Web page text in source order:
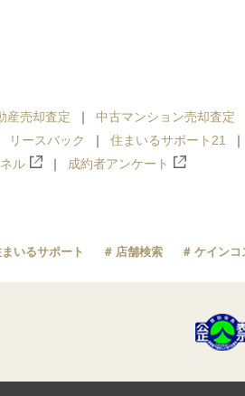
産売却査定
中古マンション売却査定
リースバック
住まいるサポート21
ル 成約者アンケート
いるサポート 店舗検索 ケインコ